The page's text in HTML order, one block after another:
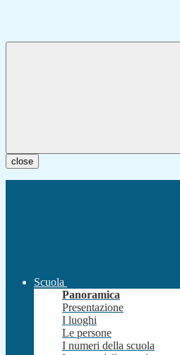
close
Scuola
Panoramica
Presentazione
I luoghi
Le persone
I numeri della scuola